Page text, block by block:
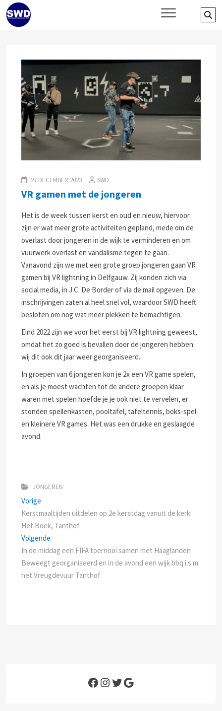
Skip
content
SWD – Stichting Welbevinden
WIJ ZETTEN ONS IN VOOR HET WELZIJN EN VERBINDEN VAN JONG
27 DECEMBER 2023 SWD
VR gamen met de jongeren
Het is de week tussen kerst en oud en nieuw, hiervoor
zijn er wat meer grote activiteiten gepland, mede om de
overlast door jongeren in de wijk te verminderen en om
vuurwerk overlast en vandalisme tegen te gaan.
Vanavond zijn we met een grote groep jongeren gaan VR
gamen bij VR lightning in Delfgauw. Zij konden zich via
social media, in J.C. De Border of via de mail opgeven. De
inschrijvingen zaten al heel snel vol, waardoor SWD heeft
besloten om nog wat meer plekken te bemachtigen.
Eind 2022 zijn we voor het eerst bij VR lightning geweest,
omdat het zo goed is bevallen door de jongeren hebben
wij dit ook dit jaar weer georganiseerd.
In groepen van 6 jongeren kon je 2x een VR game spelen,
en als je moest wachten tot de andere groepen klaar
waren met spelen hoefde je je ook niet te vervelen, er
stonden spellenkasten, pooltafel, tafeltennis, boks-spel
en kleinere VR games. Het was een drukke en geslaagde
avond.
JONGEREN
Bericht
navigatie
Vorige
post:
Kerstmaaltijden uitdelen op 2e kerstdag vanuit de kerk:
Het Boek, Tanthof.
Volgende
post:
In de middag een FIFA toernooi samen met Haaglanden
Beweegt georganiseerd en in de avond een wijk bbq i.s.m.
het Vreugdevuur Tanthof.
Facebook
Instagram
Twitter
Google